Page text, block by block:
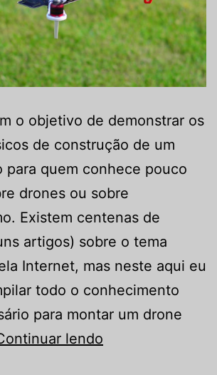
o objetivo de demonstrar os
de construção de um
para quem conhece pouco
drones ou sobre
Existem centenas de
artigos) sobre o tema
Internet, mas neste aqui eu
todo o conhecimento
para montar um drone
lendo